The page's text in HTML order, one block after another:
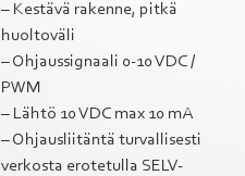
– Kestävä rakenne, pitkä
huoltoväli
– Ohjaussignaali 0-10 VDC /
PWM
– Lähtö 10 VDC max 10 mA
– Ohjausliitäntä turvallisesti
verkosta erotetulla SELV-